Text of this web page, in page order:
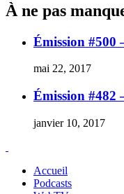
À ne pas
Émission #500
mai 22, 2017
Émission #482
janvier 10, 2017
Accueil
Podcasts